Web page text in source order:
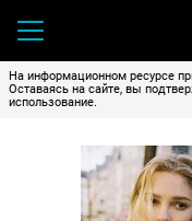
На информационном ресурсе
Оставаясь на сайте, вы
использование.